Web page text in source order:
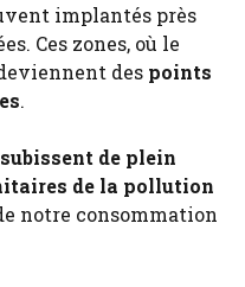
implantés près
Ces zones, où le
des points
.
subissent de plein
de la pollution
notre consommation